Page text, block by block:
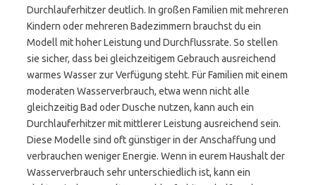
Durchlauferhitzer deutlich. In großen Familien mit mehreren
Kindern oder mehreren Badezimmern brauchst du ein
Modell mit hoher Leistung und Durchflussrate. So stellen
sie sicher, dass bei gleichzeitigem Gebrauch ausreichend
warmes Wasser zur Verfügung steht. Für Familien mit einem
moderaten Wasserverbrauch, etwa wenn nicht alle
gleichzeitig Bad oder Dusche nutzen, kann auch ein
Durchlauferhitzer mit mittlerer Leistung ausreichend sein.
Diese Modelle sind oft günstiger in der Anschaffung und
verbrauchen weniger Energie. Wenn in eurem Haushalt der
Wasserverbrauch sehr unterschiedlich ist, kann ein